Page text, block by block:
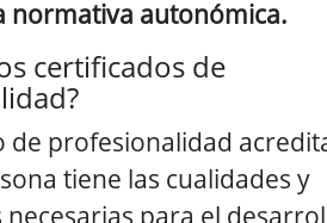
normativa autonómica.
certificados de
de profesionalidad
tiene las cualidades y
necesarias para el